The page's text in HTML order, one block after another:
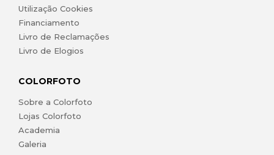
Utilização Cookies
Financiamento
Livro de Reclamações
Livro de Elogios
COLORFOTO
Sobre a Colorfoto
Lojas Colorfoto
Academia
Galeria